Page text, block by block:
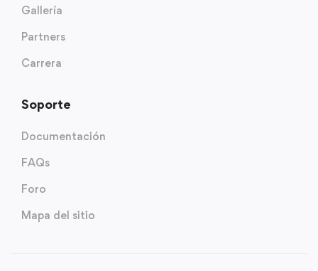
Gallería
Partners
Carrera
Soporte
Documentación
FAQs
Foro
Mapa del sitio